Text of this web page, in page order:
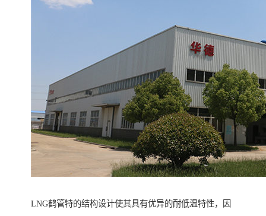
LNG鹤管特的结构设计使其具有优异的耐低温特性，因